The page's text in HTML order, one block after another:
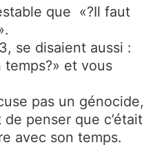
que «?Il faut
se disaient aussi :
et vous
pas un génocide,
penser que c’était
avec son temps.